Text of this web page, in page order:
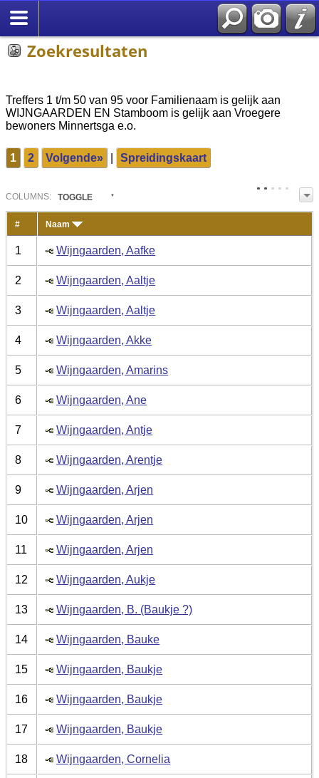
Zoekresultaten
Treffers 1 t/m 50 van 95 voor Familienaam is gelijk aan
WIJNGAARDEN EN Stamboom is gelijk aan Vroegere
bewoners Minnertsga e.o.
1 2 Volgende» Spreidingskaart
COLUMN S: TOGGLE
# Naam
1 Wijngaarden, Aafke
2 Wijngaarden, Aaltje
3 Wijngaarden, Aaltje
4 Wijngaarden, Akke
5 Wijngaarden, Amarins
6 Wijngaarden, Ane
7 Wijngaarden, Antje
8 Wijngaarden, Arentje
9 Wijngaarden, Arjen
10 Wijngaarden, Arjen
11 Wijngaarden, Arjen
12 Wijngaarden, Aukje
13 Wijngaarden, B. (Baukje ?)
14 Wijngaarden, Bauke
15 Wijngaarden, Baukje
16 Wijngaarden, Baukje
17 Wijngaarden, Baukje
18 Wijngaarden, Cornelia